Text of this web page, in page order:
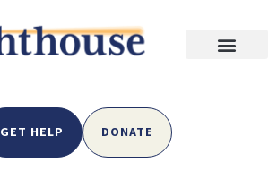
GET HELP DONATE